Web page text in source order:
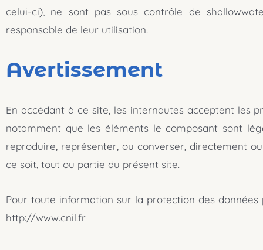
celui-ci), ne sont pas sous contrôle de
responsable de leur utilisation.
Avertissement
En accédant à ce site, les internautes acceptent les
notamment que les éléments le composant sont
reproduire, représenter, ou converser, directement
ce soit, tout ou partie du présent site.
Pour toute information sur la protection des
http://www.cnil.fr